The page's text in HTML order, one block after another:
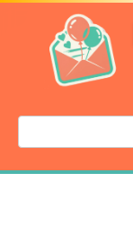
Перейти
контенту
Поиск: